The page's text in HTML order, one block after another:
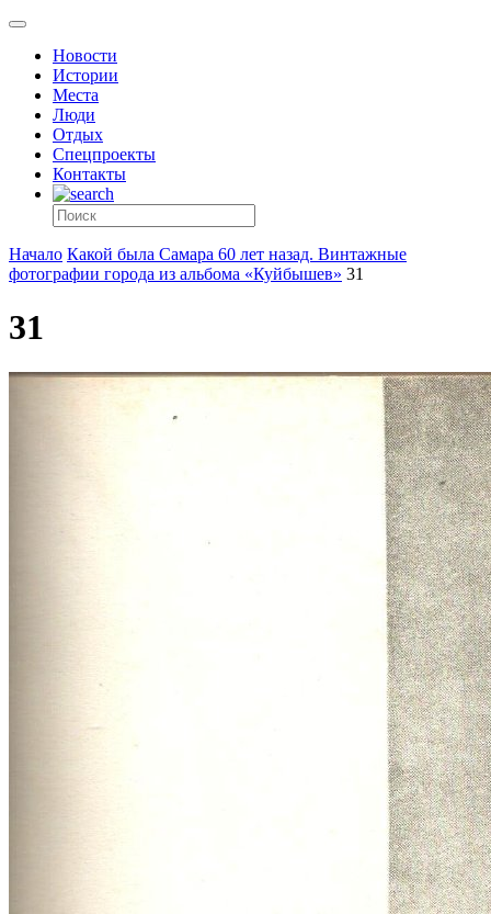
Новости
Истории
Места
Люди
Отдых
Спецпроекты
Контакты
Начало Какой была Самара 60 лет назад. Винтажные
фотографии города из альбома «Куйбышев» 31
31